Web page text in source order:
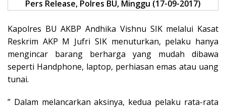
Pers Release, Polres BU, Minggu (17-09-2017)
Kapolres BU AKBP Andhika Vishnu SIK melalui Kasat
Reskrim AKP M Jufri SIK menuturkan, pelaku hanya
mengincar barang berharga yang mudah dibawa
seperti Handphone, laptop, perhiasan emas atau uang
tunai.
” Dalam melancarkan aksinya, kedua pelaku rata-rata